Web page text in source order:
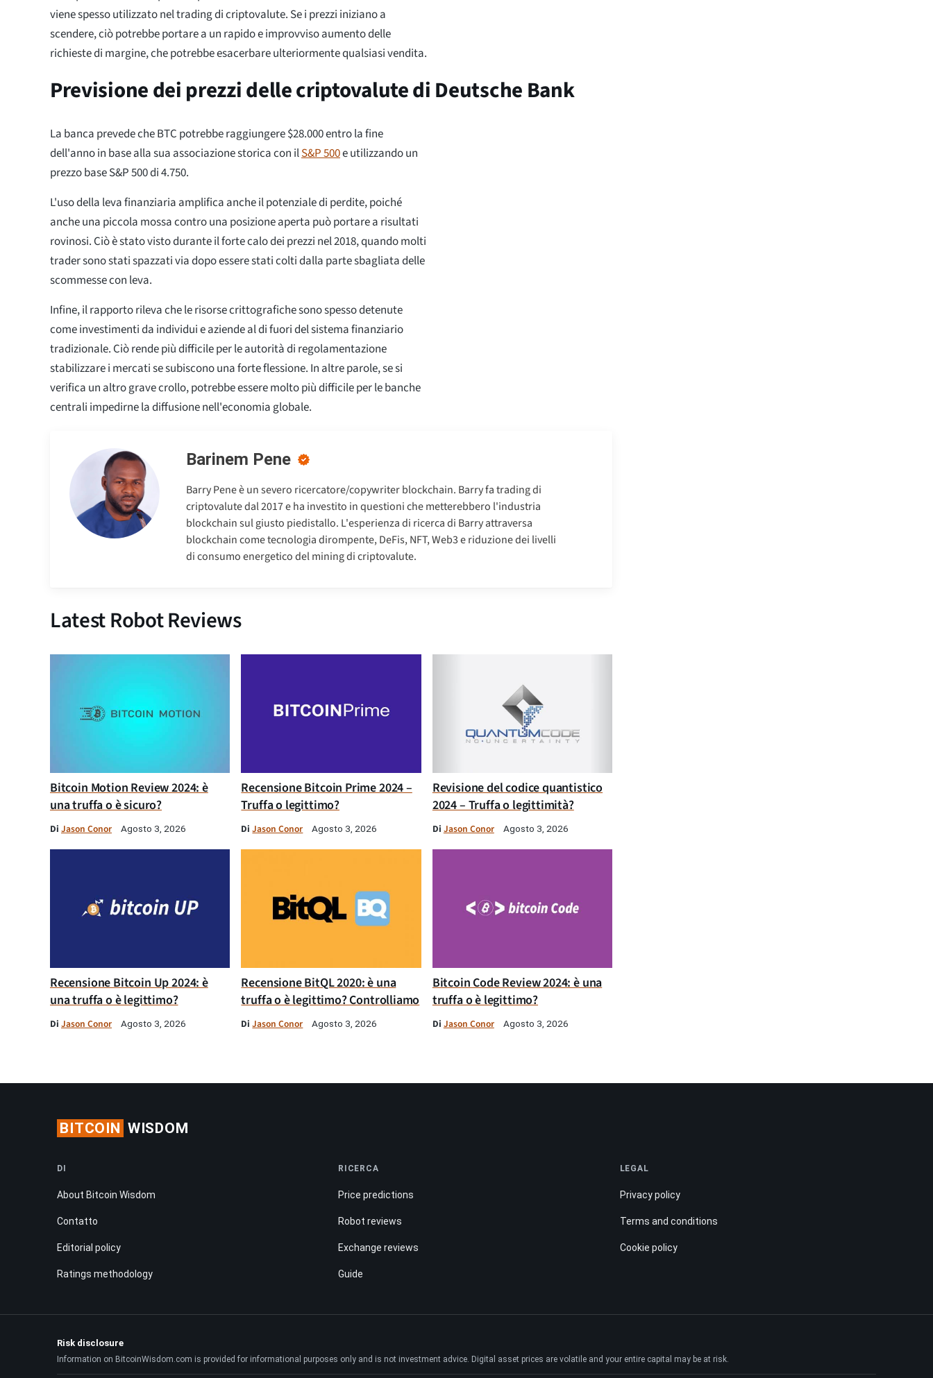
viene spesso utilizzato nel trading di criptovalute. Se i prezzi iniziano a
scendere, ciò potrebbe portare a un rapido e improvviso aumento delle
richieste di margine, che potrebbe esacerbare ulteriormente qualsiasi vendita.
Previsione dei prezzi delle criptovalute di Deutsche Bank
La banca prevede che BTC potrebbe raggiungere $28.000 entro la fine
dell'anno in base alla sua associazione storica con ilS&P 500e utilizzando un
prezzo base S&P 500 di 4.750.
L'uso della leva finanziaria amplifica anche il potenziale di perdite, poiché
anche una piccola mossa contro una posizione aperta può portare a risultati
rovinosi. Ciò è stato visto durante il forte calo dei prezzi nel 2018, quando molti
trader sono stati spazzati via dopo essere stati colti dalla parte sbagliata delle
scommesse con leva.
Infine, il rapporto rileva che le risorse crittografiche sono spesso detenute
come investimenti da individui e aziende al di fuori del sistema finanziario
tradizionale. Ciò rende più difficile per le autorità di regolamentazione
stabilizzare i mercati se subiscono una forte flessione. In altre parole, se si
verifica un altro grave crollo, potrebbe essere molto più difficile per le banche
centrali impedirne la diffusione nell'economia globale.
Barinem Pene
Barry Pene è un severo ricercatore/copywriter blockchain. Barry fa trading di
criptovalute dal 2017 e ha investito in questioni che metterebbero l'industria
blockchain sul giusto piedistallo. L'esperienza di ricerca di Barry attraversa
blockchain come tecnologia dirompente, DeFis, NFT, Web3 e riduzione dei livelli
di consumo energetico del mining di criptovalute.
Latest Robot Reviews
Bitcoin Motion Review 2024: è
una truffa o è sicuro?
Di Jason Conor Agosto 3, 2026
Recensione Bitcoin Prime 2024 –
Truffa o legittimo?
DiJason Conor Agosto 3, 2026
Revisione del codice quantistico
2024 – Truffa o legittimità?
Di Jason Conor Agosto 3, 2026
Recensione Bitcoin Up 2024: è
una truffa o è legittimo?
Di Jason Conor Agosto 3, 2026
Recensione BitQL 2020: è una
truffa o è legittimo? Controlliamo
DiJason Conor Agosto 3, 2026
Bitcoin Code Review 2024: è una
truffa o è legittimo?
Di Jason Conor Agosto 3, 2026
BITCOIN WISDOM
DI
About Bitcoin Wisdom
Contatto
Editorial policy
Ratings methodology
RICERCA
Price predictions
Robot reviews
Exchange reviews
Guide
LEGAL
Privacy policy
Terms and conditions
Cookie policy
Risk disclosure
Information on BitcoinWisdom.com is provided for informational purposes only and is not investment advice. Digital asset prices are volatile and your entire capital may be at risk.